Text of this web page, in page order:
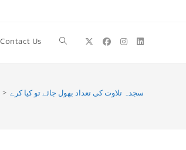
Contact Us Toggle
> سجدہ تلاوت کی تعداد بھول جائے تو کیا کرے